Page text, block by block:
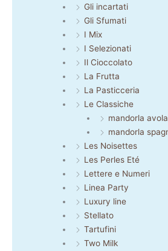
Gli incartati
Gli Sfumati
I Mix
I Selezionati
Il Cioccolato
La Frutta
La Pasticceria
Le Classiche
mandorla avola
mandorla
Les Noisettes
Les Perles Eté
Lettere e Numeri
Linea Party
Luxury line
Stellato
Tartufini
Two Milk